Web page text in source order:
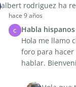
albert rodriguez ha
hace 9 años
C Habla
Hola me llamo
foro para hacer
hablar.